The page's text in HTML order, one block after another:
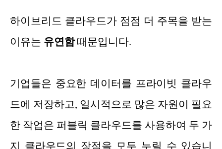
하이브리드 클라우드가 점점 더 주목을 받는
이유는 유연함때문입니다.
기업들은 중요한 데이터를 프라이빗 클라우
드에 저장하고, 일시적으로 많은 자원이 필요
한 작업은 퍼블릭 클라우드를 사용하여 두 가
지 클라우드의 장점을 모두 누릴 수 있습니